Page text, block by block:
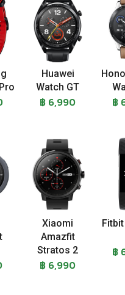
Huawei
Watch GT
฿ 6,990 ฿
Xiaomi
Amazfit
Stratos 2
฿ 6,990
฿